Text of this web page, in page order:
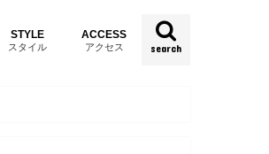
search
STYLE
スタイル
ACCESS
アクセス